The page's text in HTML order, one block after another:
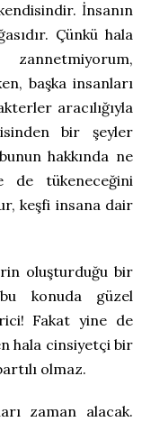
İnsanın
Çünkü hala
zannetmiyorum,
başka insanları
aracılığıyla
bir şeyler
hakkında ne
de tükeneceğini
keşfi insana dair
oluşturduğu bir
konuda güzel
Fakat yine de
hala cinsiyetçi bir
olmaz.
zaman alacak.